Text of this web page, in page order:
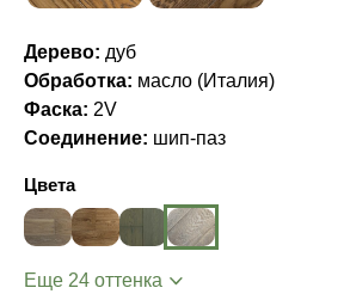
Дерево: дуб
Обработка: масло (Италия)
Фаска: 2V
Соединение: шип-паз
Цвета
Еще 24 оттенка